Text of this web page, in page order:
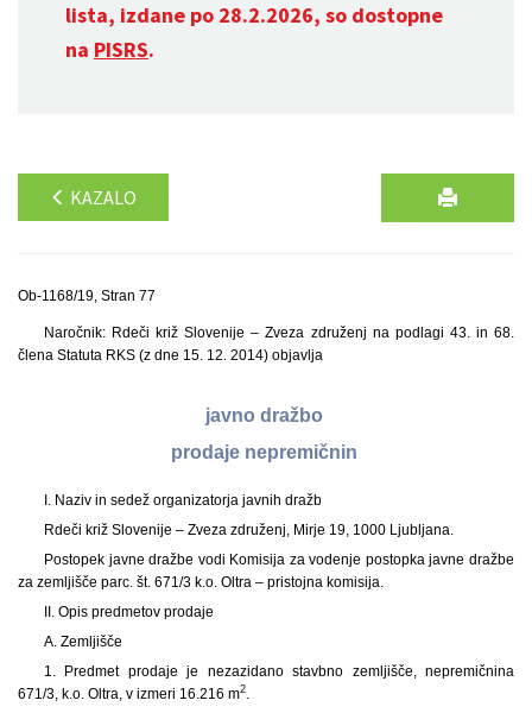
lista, izdane po 28.2.2026, so dostopne
na PISRS.
KAZALO
Ob-1168/19, Stran 77
Naročnik: Rdeči križ Slovenije – Zveza združenj na podlagi 43. in 68.
člena Statuta RKS (z dne 15. 12. 2014) objavlja
javno dražbo
prodaje nepremičnin
I. Naziv in sedež organizatorja javnih dražb
Rdeči križ Slovenije – Zveza združenj, Mirje 19, 1000 Ljubljana.
Postopek javne dražbe vodi Komisija za vodenje postopka javne dražbe
za zemljišče parc. št. 671/3 k.o. Oltra – pristojna komisija.
II. Opis predmetov prodaje
A. Zemljišče
1. Predmet prodaje je nezazidano stavbno zemljišče, nepremičnina
671/3, k.o. Oltra, v izmeri 16.216 m2.